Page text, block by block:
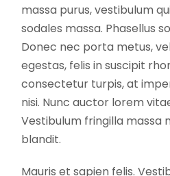
massa purus, vestibulum
sodales massa. Phasellus
Donec nec porta metus,
egestas, felis in suscipit
consectetur turpis, at
nisi. Nunc auctor lorem
Vestibulum fringilla massa
blandit.
Mauris et sapien felis.